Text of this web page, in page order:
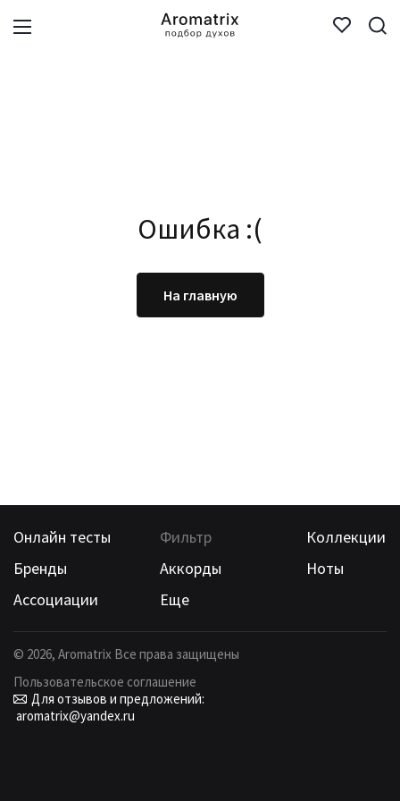
Ошибка :(
На главную
Онлайн тесты Фильтр
Коллекции
Бренды
Аккорды
Ноты
Ассоциации
Еще
© 2026, Aromatrix Все права защищены
Пользовательское соглашение
Для отзывов и предложений:
aromatrix@yandex.ru